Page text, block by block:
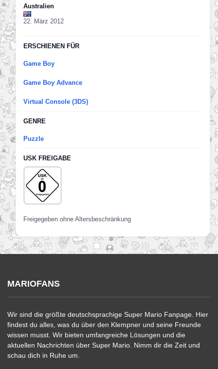
Australien
22. März 2012
ERSCHIENEN FÜR
Game Boy
Game Boy Advance
Virtual Console (3DS)
GENRE
Puzzle
USK FREIGABE
Freigegeben ohne Altersbeschränkung
MARIOFANS
Wir sind die größte deutschsprachige Super Mario Fanpage. Hier
findest du alles, was du über den Klempner und seine Freunde
wissen musst. Wir bieten umfangreiche Lösungen und die
aktuellen Nachrichten über Super Mario. Nimm dir die Zeit und
schau dich in Ruhe um.